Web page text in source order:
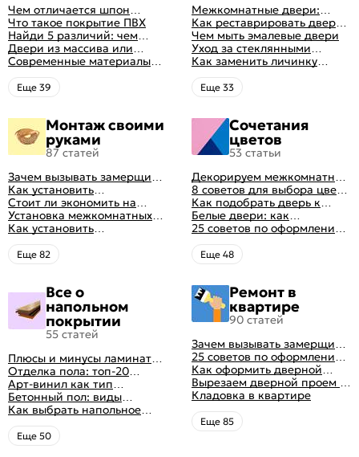
Чем отличается шпон
натуральный от шпона
файн-лайн
Что такое покрытие ПВХ
Найди 5 различий: чем
отличаются двери пвх от
ламинированных
Двери из массива или
шпона: какие лучше
выбрать
Современные материалы
межкомнатных дверей,
виды межкомнатных
дверей по материалу
Eще 39
Межкомнатные двери:
правила ухода
Как реставрировать дверь в
домашних условиях
Чем мыть эмалевые двери
Уход за стеклянными
дверями
Как заменить личинку
замка самостоятельно
Eще 33
Монтаж своими
руками
87 статей
Зачем вызывать замерщика
для установки дверей
Как установить
межкомнатную дверь
самостоятельно: советы
профессионала
Стоит ли экономить на
установке дверей
Установка межкомнатных
дверей своими руками:
правила монтажа,
инструкция и полезные
советы
Как установить
металлические двери в
квартире
Eще 82
Сочетания
цветов
53 статьи
Декорируем межкомнатные
двери в стиле винтаж
своими руками (с
оригинальными фото-
идеями)
8 советов для выбора цвета
межкомнатных дверей
Как подобрать дверь к
интерьеру квартиры
Белые двери: как
гармонично вписать их в
интерьер
25 советов по оформлению
дверного проема без двери
+ 50 фото
Eще 48
Все о
напольном
покрытии
55 статей
Плюсы и минусы ламината:
как выбрать качественное
напольное покрытие
Отделка пола: топ-20
вариантов напольных
покрытий
Арт-винил как тип
напольного покрытия
Бетонный пол: виды
конструкций и технология
заливки
Как выбрать напольное
покрытие: плюсы и минусы
всех вариантов на
современном рынке
Eще 50
Ремонт в
квартире
90 статей
Зачем вызывать замерщика
для установки дверей
25 советов по оформлению
дверного проема без двери
+ 50 фото
Как оформить дверной
проем без двери
Вырезаем дверной проем в
различных материалах
стены
Кладовка в квартире
Eще 85